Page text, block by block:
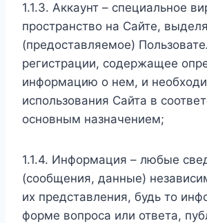
1.1.3. Аккаунт – специальное
пространство на Сайте,
(предоставляемое)
регистрации, содержащее
информацию о нем, и
использования Сайта в
основным назначением;
1.1.4. Информация – любые
(сообщения, данные)
их представления, будь то
форме вопроса или ответа,